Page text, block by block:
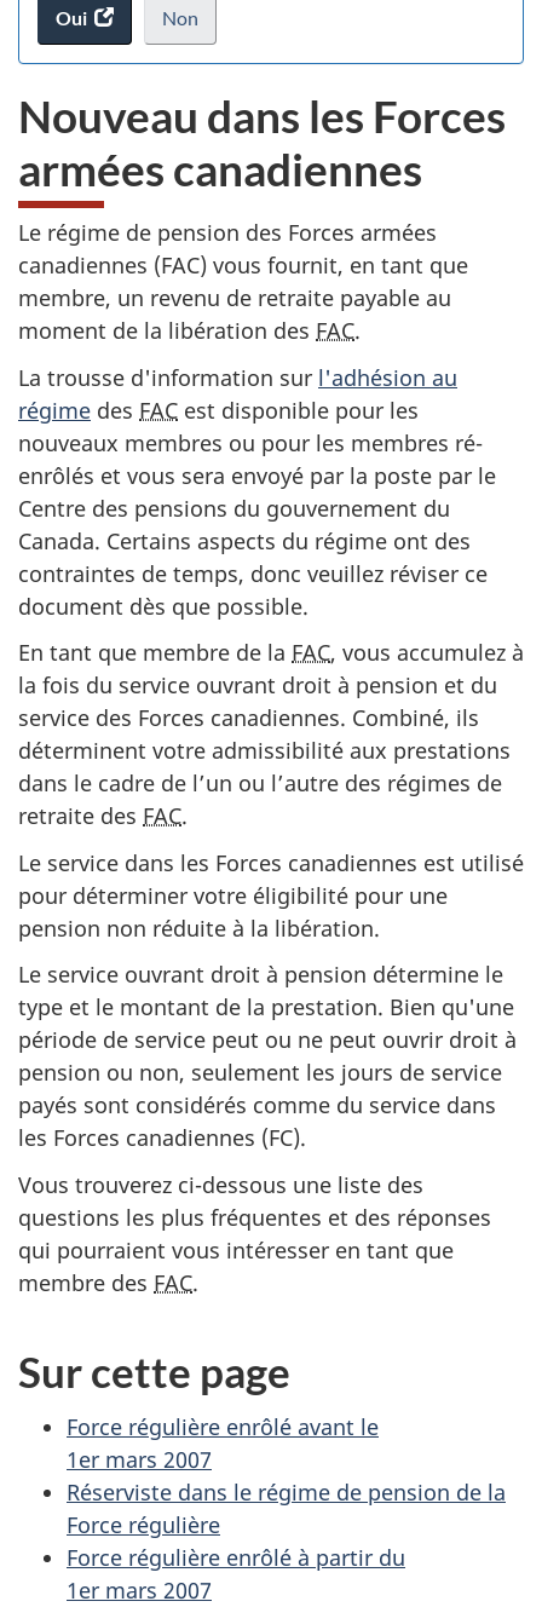
Oui
accéder
au
Non
je
pas
au
du
site
web,
.
Nouveau dans les Forces
armées canadiennes
Le régime de pension des Forces armées
canadiennes (FAC) vous fournit, en tant que
membre, un revenu de retraite payable au
moment de la libération des FAC.
La trousse d'information sur l'adhésion au
régime des FAC est disponible pour les
nouveaux membres ou pour les membres ré-
enrôlés et vous sera envoyé par la poste par le
Centre des pensions du gouvernement du
Canada. Certains aspects du régime ont des
contraintes de temps, donc veuillez réviser ce
document dès que possible.
En tant que membre de la FAC, vous accumulez à
la fois du service ouvrant droit à pension et du
service des Forces canadiennes. Combiné, ils
déterminent votre admissibilité aux prestations
dans le cadre de l’un ou l’autre des régimes de
retraite des FAC.
Le service dans les Forces canadiennes est utilisé
pour déterminer votre éligibilité pour une
pension non réduite à la libération.
Le service ouvrant droit à pension détermine le
type et le montant de la prestation. Bien qu'une
période de service peut ou ne peut ouvrir droit à
pension ou non, seulement les jours de service
payés sont considérés comme du service dans
les Forces canadiennes (FC).
Vous trouverez ci-dessous une liste des
questions les plus fréquentes et des réponses
qui pourraient vous intéresser en tant que
membre des FAC.
Sur cette page
Force régulière enrôlé avant le
1er mars 2007
Réserviste dans le régime de pension de la
Force régulière
Force régulière enrôlé à partir du
1er mars 2007